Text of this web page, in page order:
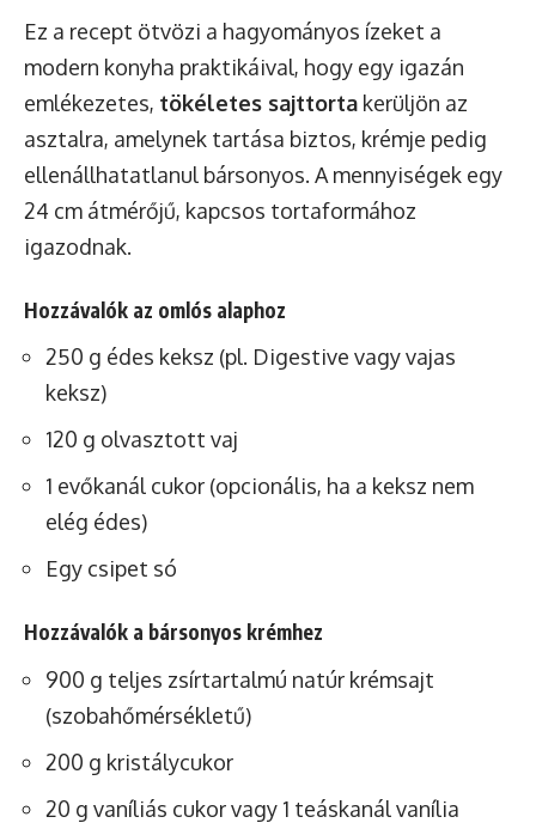
Ez a recept ötvözi a hagyományos ízeket a
modern konyha praktikáival, hogy egy igazán
emlékezetes, tökéletes sajttorta kerüljön az
asztalra, amelynek tartása biztos, krémje pedig
ellenállhatatlanul bársonyos. A mennyiségek egy
24 cm átmérőjű, kapcsos tortaformához
igazodnak.
Hozzávalók az omlós alaphoz
250 g édes keksz (pl. Digestive vagy vajas
keksz)
120 g olvasztott vaj
1 evőkanál cukor (opcionális, ha a keksz nem
elég édes)
Egy csipet só
Hozzávalók a bársonyos krémhez
900 g teljes zsírtartalmú natúr krémsajt
(szobahőmérsékletű)
200 g kristálycukor
20 g vaníliás cukor vagy 1 teáskanál vanília